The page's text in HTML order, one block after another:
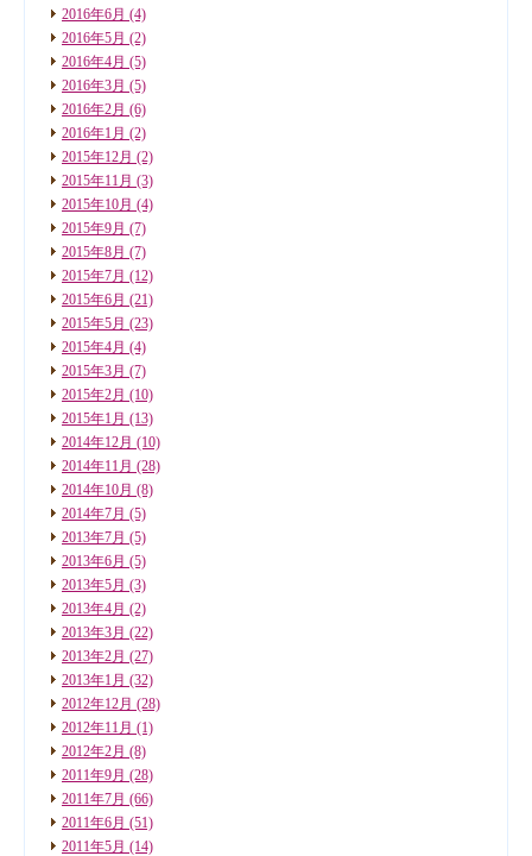
2016年6月 (4)
2016年5月 (2)
2016年4月 (5)
2016年3月 (5)
2016年2月 (6)
2016年1月 (2)
2015年12月 (2)
2015年11月 (3)
2015年10月 (4)
2015年9月 (7)
2015年8月 (7)
2015年7月 (12)
2015年6月 (21)
2015年5月 (23)
2015年4月 (4)
2015年3月 (7)
2015年2月 (10)
2015年1月 (13)
2014年12月 (10)
2014年11月 (28)
2014年10月 (8)
2014年7月 (5)
2013年7月 (5)
2013年6月 (5)
2013年5月 (3)
2013年4月 (2)
2013年3月 (22)
2013年2月 (27)
2013年1月 (32)
2012年12月 (28)
2012年11月 (1)
2012年2月 (8)
2011年9月 (28)
2011年7月 (66)
2011年6月 (51)
2011年5月 (14)